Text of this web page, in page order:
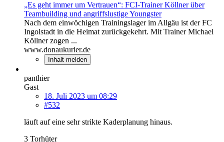
„Es geht immer um Vertrauen“: FCI-Trainer Köllner über
Teambuilding und angriffslustige Youngster
Nach dem einwöchigen Trainingslager im Allgäu ist der FC
Ingolstadt in die Heimat zurückgekehrt. Mit Trainer Michael
Köllner zogen ...
www.donaukurier.de
Inhalt melden
panthier
Gast
18. Juli 2023 um 08:29
#532
läuft auf eine sehr strikte Kaderplanung hinaus.
3 Torhüter